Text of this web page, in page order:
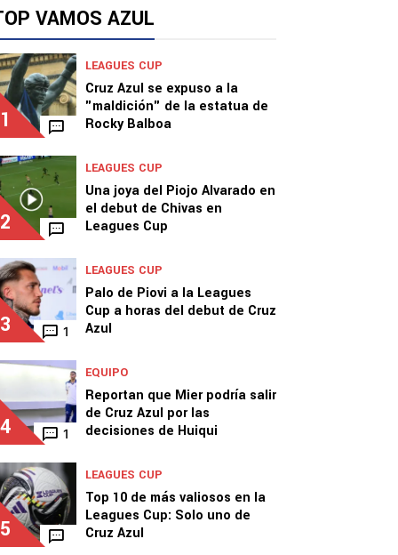
VAMOS AZUL
1
LEAGUES CUP
Cruz Azul se expuso a la
"maldición" de la estatua de
Rocky Balboa
2
LEAGUES CUP
Una joya del Piojo Alvarado en
el debut de Chivas en
Leagues Cup
3 1
LEAGUES CUP
Palo de Piovi a la Leagues
Cup a horas del debut de Cruz
Azul
4 1
EQUIPO
Reportan que Mier podría salir
de Cruz Azul por las
decisiones de Huiqui
5
LEAGUES CUP
Top 10 de más valiosos en la
Leagues Cup: Solo uno de
Cruz Azul